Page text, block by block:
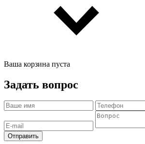
Ваша корзина пуста
Задать вопрос
Отправить